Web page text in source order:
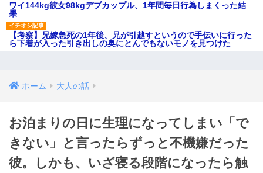
ワイ144kg彼女98kgデブカップル、1年間毎日行為しまくった結
果
【考察】兄嫁急死の1年後、兄が引越すというので手伝いに行った
ら下着が入った引き出しの奥にとんでもないモノを見つけた
ホーム 大人の話
お泊まりの日に生理になってしまい「で
きない」と言ったらずっと不機嫌だった
彼。しかも、いざ寝る段階になったら触